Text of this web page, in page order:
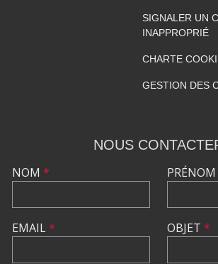
SIGNALER UN
INAPPROPRIÉ
CHARTE
GESTION DES
NOUS
NOM *
EMAIL*
PRÉNOM
OBJET *